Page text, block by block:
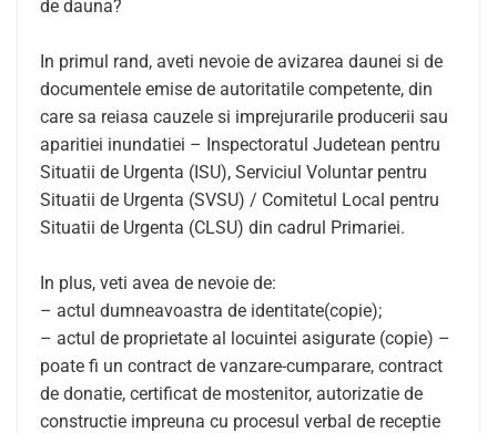
de dauna?
In primul rand, aveti nevoie de avizarea daunei si de
documentele emise de autoritatile competente, din
care sa reiasa cauzele si imprejurarile producerii sau
aparitiei inundatiei – Inspectoratul Judetean pentru
Situatii de Urgenta (ISU), Serviciul Voluntar pentru
Situatii de Urgenta (SVSU) / Comitetul Local pentru
Situatii de Urgenta (CLSU) din cadrul Primariei.
In plus, veti avea de nevoie de:
– actul dumneavoastra de identitate(copie);
– actul de proprietate al locuintei asigurate (copie) –
poate fi un contract de vanzare-cumparare, contract
de donatie, certificat de mostenitor, autorizatie de
constructie impreuna cu procesul verbal de receptie